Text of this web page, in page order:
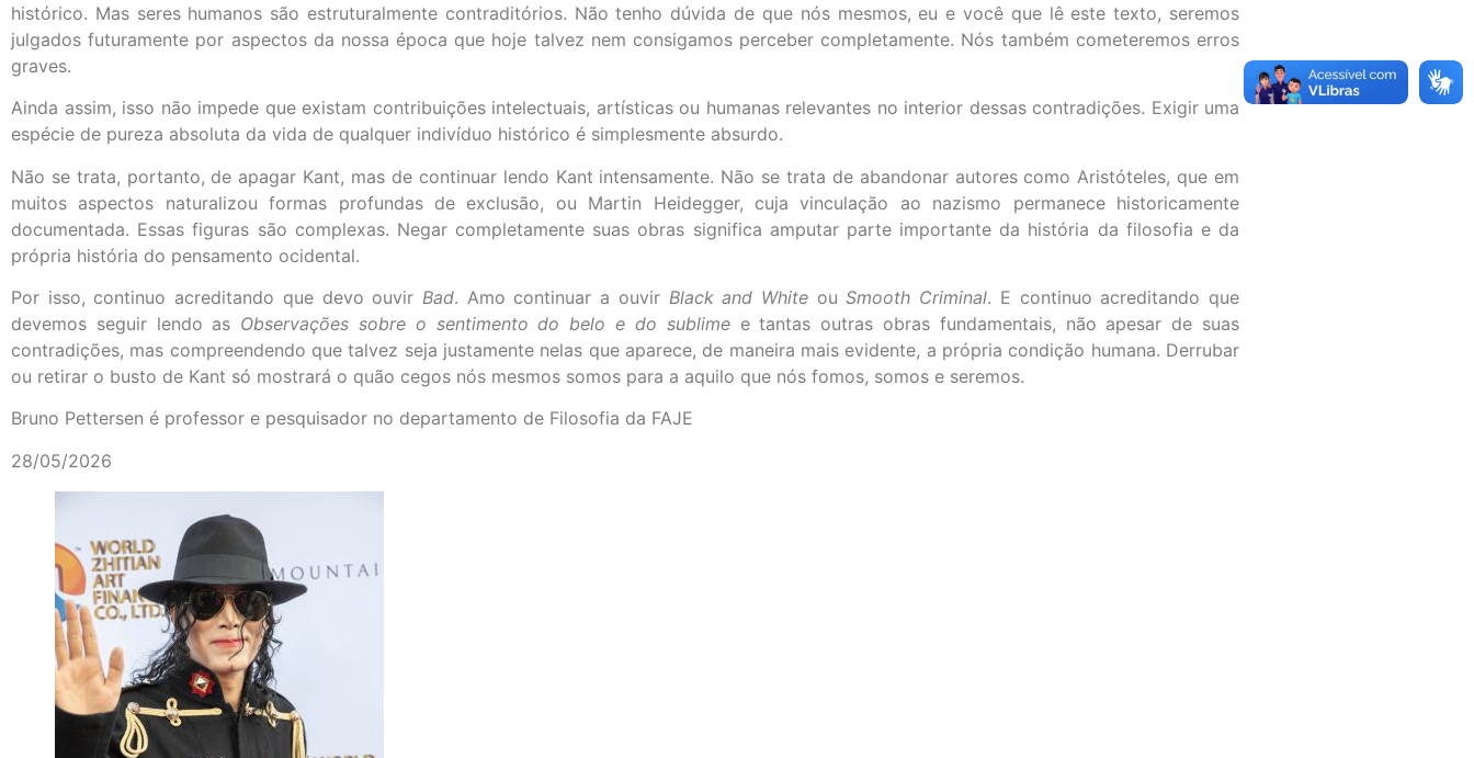
histórico. Mas seres humanos são estruturalmente contraditórios. Não tenho dúvida de que nós mesmos, eu e você que lê este texto, seremos
julgados futuramente por aspectos da nossa época que hoje talvez nem consigamos perceber completamente. Nós também cometeremos erros
graves.
Ainda assim, isso não impede que existam contribuições intelectuais, artísticas ou humanas relevantes no interior dessas contradições. Exigir uma
espécie de pureza absoluta da vida de qualquer indivíduo histórico é simplesmente absurdo.
Não se trata, portanto, de apagar Kant, mas de continuar lendo Kant intensamente. Não se trata de abandonar autores como Aristóteles, que em
muitos aspectos naturalizou formas profundas de exclusão, ou Martin Heidegger, cuja vinculação ao nazismo permanece historicamente
documentada. Essas figuras são complexas. Negar completamente suas obras significa amputar parte importante da história da filosofia e da
própria história do pensamento ocidental.
Por isso, continuo acreditando que devo ouvir Bad. Amo continuar a ouvir Black and White ou Smooth Criminal. E continuo acreditando que
devemos seguir lendo as Observações sobre o sentimento do belo e do sublimee tantas outras obras fundamentais, não apesar de suas
contradições, mas compreendendo que talvez seja justamente nelas que aparece, de maneira mais evidente, a própria condição humana. Derrubar
ou retirar o busto de Kant só mostrará o quão cegos nós mesmos somos para a aquilo que nós fomos, somos e seremos.
Bruno Pettersen é professor e pesquisador no departamento de Filosofia da FAJE
28/05/2026